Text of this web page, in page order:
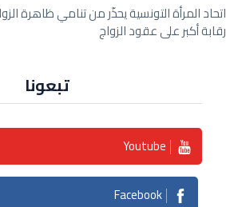
اتحاد المرأة التونسية يحذّر من تنامي ظاهرة
رقابة أكبر على عقود الزواج
تبعونا
Youtube
Facebook